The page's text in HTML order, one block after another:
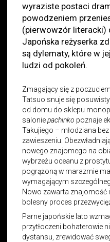
wyraziste postaci
powodzeniem
(pierwowzór literacki)
Japońska reżyserka
są dylematy, które w
ludzi od pokoleń.
Zmagający się z
Tatsuo snuje się
od domu do sklepu
saloniepachinko poznaje
Takujiego – młodziana
zawieszeniu.
nowego znajomego na
wybrzeżu oceanu z
pogrążoną w marazmie
wymagającym
Nowo zawarta znajomość
bolesny proces
Parne japońskie lato
przytłoczeni bohaterowie
dystansu, zrewidować